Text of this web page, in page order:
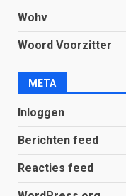
Wohv
Woord Voorzitter
META
Inloggen
Berichten feed
Reacties feed